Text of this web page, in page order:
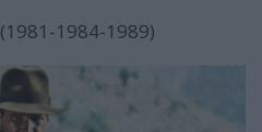
(1981-1984-1989)